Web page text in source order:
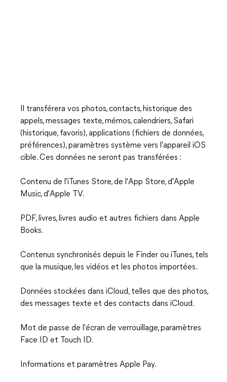
Il transférera vos photos, contacts, historique des
appels, messages texte, mémos, calendriers, Safari
(historique, favoris), applications (fichiers de données,
préférences), paramètres système vers l'appareil iOS
cible. Ces données ne seront pas transférées :
Contenu de l'iTunes Store, de l'App Store, d'Apple
Music, d'Apple TV.
PDF, livres, livres audio et autres fichiers dans Apple
Books.
Contenus synchronisés depuis le Finder ou iTunes, tels
que la musique, les vidéos et les photos importées.
Données stockées dans iCloud, telles que des photos,
des messages texte et des contacts dans iCloud.
Mot de passe de l'écran de verrouillage, paramètres
Face ID et Touch ID.
Informations et paramètres Apple Pay.